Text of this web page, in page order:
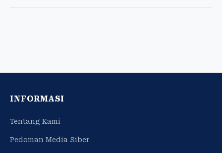
INFORMASI
Tentang Kami
Pedoman Media Siber